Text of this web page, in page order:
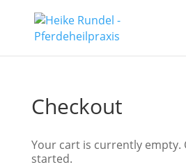
Checkout
Your cart is currently empty.
started.